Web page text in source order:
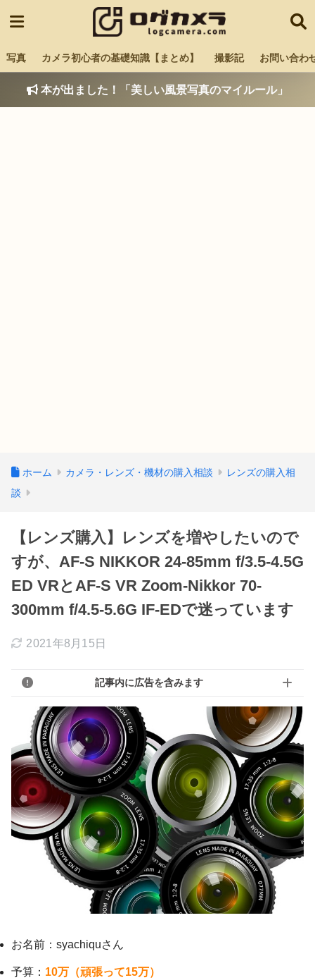
写真 カメラ初心者の基礎知識【まとめ】 撮影記 お問い合わ
本が出ました！「美しい風景写真のマイルール」
ホーム カメラ・レンズ・機材の購入相談
レンズの購入相
談
【レンズ購入】レンズを増やしたいので
すが、AF-S NIKKOR 24-85mm f/3.5-4.5G
ED VRとAF-S VR Zoom-Nikkor 70-
300mm f/4.5-5.6G IF-EDで迷っています
2021年8月15日
記事内に広告を含みます
お名前：syachiquさん
予算： 10万（頑張って15万）